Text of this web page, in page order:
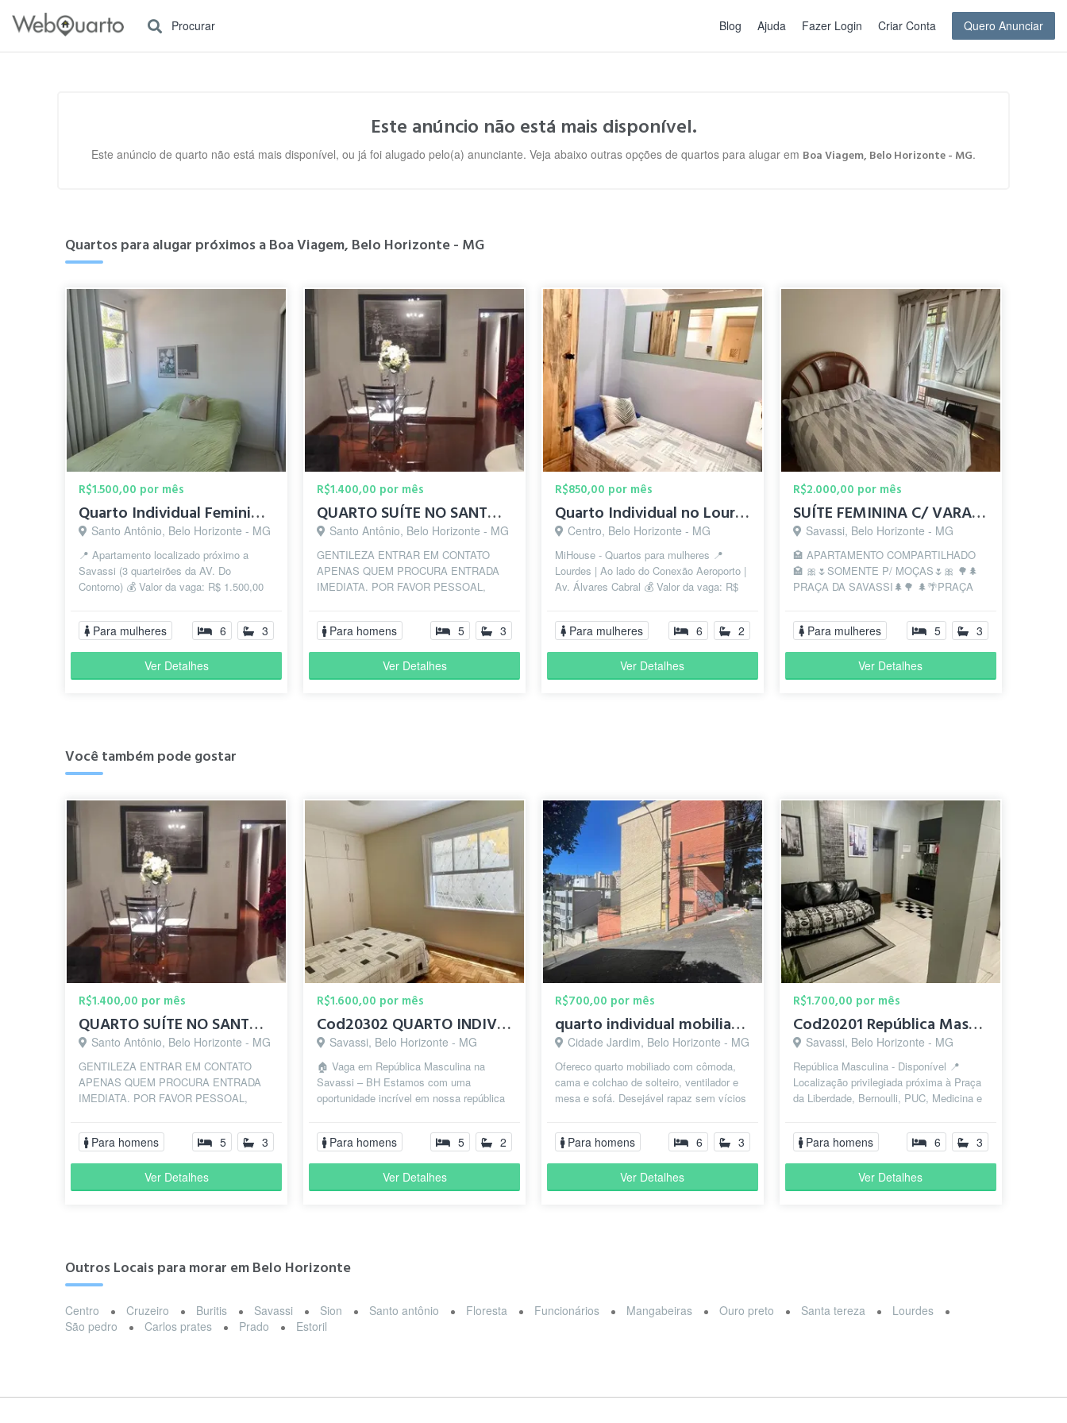
Procurar Blog Ajuda Fazer Login Criar Conta Quero Anunciar
Este anúncio não está mais disponível.
Este anúncio de quarto não está mais disponível, ou já foi alugado pelo(a) anunciante. Veja abaixo outras opções de quartos para alugar em Boa Viagem, Belo Horizonte - MG.
Quartos para alugar próximos a Boa Viagem, Belo Horizonte - MG
R$1.500,00 por mês
Quarto Individual Feminino SAVASSI
Santo Antônio, Belo Horizonte - MG
📍 Apartamento localizado próximo a
Savassi (3 quarteirões da AV. Do
Contorno) 💰 Valor da vaga: R$ 1.500,00
IP...
Para mulheres 6 3
Ver Detalhes
R$1.400,00 por mês
QUARTO SUÍTE NO SANTO ANTÔNIO
Santo Antônio, Belo Horizonte - MG
GENTILEZA ENTRAR EM CONTATO
APENAS QUEM PROCURA ENTRADA
IMEDIATA. POR FAVOR PESSOAL,
CONTATO. SEMPRE PERGUNTAM SE
O...Para homens 5 3
Ver Detalhes
R$850,00 por mês
Quarto Individual no Lourdes
Centro, Belo Horizonte - MG
MiHouse - Quartos para mulheres 📍
Lourdes | Ao lado do Conexão Aeroporto |
Av. Álvares Cabral 💰 Valor da vaga: R$
Para mulheres 6 2
Ver Detalhes
R$2.000,00 por mês
SUÍTE FEMININA C/ VARANDA-PRAÇA DA SAVASSI-PRAÇA LIBERDADE
Savassi, Belo Horizonte - MG
🏩 APARTAMENTO COMPARTILHADO
🏩 🎀🌷SOMENTE P/ MOÇAS🌷🎀 🌳🌲
PRAÇA DA SAVASSI🌲🌳 🌲🌴PRAÇA
💖da Praça da Sa...
Para mulheres 5 3
Ver Detalhes
Você também pode gostar
R$1.400,00 por mês
QUARTO SUÍTE NO SANTO ANTÔNIO
Santo Antônio, Belo Horizonte - MG
GENTILEZA ENTRAR EM CONTATO
APENAS QUEM PROCURA ENTRADA
IMEDIATA. POR FAVOR PESSOAL,
CONTATO. SEMPRE PERGUNTAM SE
O...Para homens 5 3
Ver Detalhes
R$1.600,00 por mês
Cod20302 QUARTO INDIVIDUAL - SAVASSI - Praça da liberdade
Savassi, Belo Horizonte - MG
🏠 Vaga em República Masculina na
Savassi – BH Estamos com uma
oportunidade incrível em nossa república
Savas...
Para homens 5 2
Ver Detalhes
R$700,00 por mês
quarto individual mobiliado só para homens
Cidade Jardim, Belo Horizonte - MG
Ofereco quarto mobiliado com cômoda,
cama e colchao de solteiro, ventilador e
mesa e sofá. Desejável rapaz sem vícios
Para homens 6 3
Ver Detalhes
R$1.700,00 por mês
Cod20201 República Masculina - SAVASSI - Praça da liberdade
Savassi, Belo Horizonte - MG
República Masculina - Disponível 📍
Localização privilegiada próxima à Praça
da Liberdade, Bernoulli, PUC, Medicina e
Para homens 6 3
Ver Detalhes
Outros Locais para morar em Belo Horizonte
Centro Cruzeiro Buritis Savassi Sion Santo antônio Floresta Funcionários Mangabeiras Ouro preto Santa tereza
Lourdes
São pedro
Carlos prates Prado Estoril